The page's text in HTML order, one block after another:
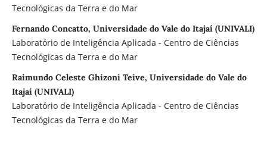
Tecnológicas da Terra e do Mar
Fernando Concatto, Universidade do Vale do Itajaí (UNIVALI)
Laboratório de Inteligência Aplicada - Centro de Ciências
Tecnológicas da Terra e do Mar
Raimundo Celeste Ghizoni Teive, Universidade do Vale do
Itajaí (UNIVALI)
Laboratório de Inteligência Aplicada - Centro de Ciências
Tecnológicas da Terra e do Mar